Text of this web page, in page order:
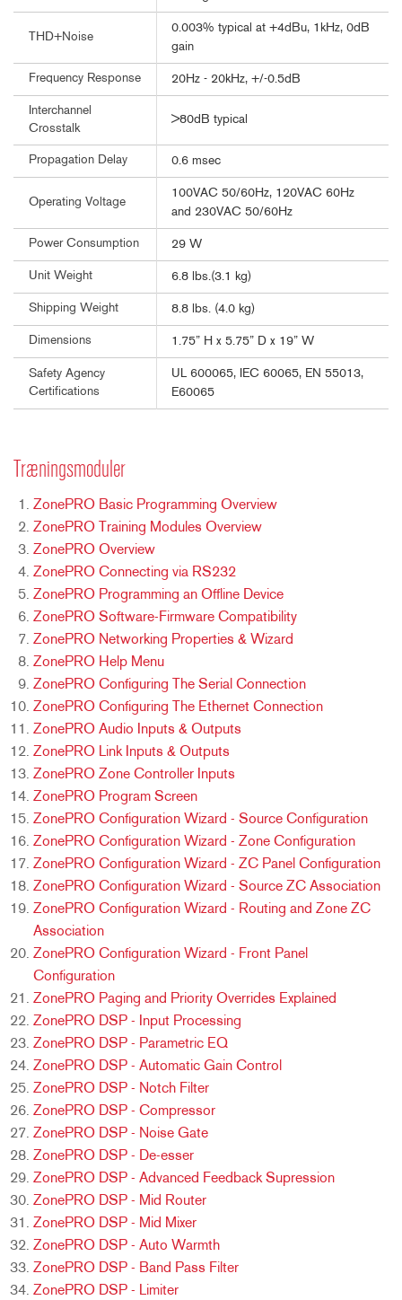
THD+Noise
0.003% typical at +4dBu, 1kHz, 0dB
gain
Frequency Response 20Hz - 20kHz, +/-0.5dB
Interchannel
Crosstalk
>80dB typical
Propagation Delay 0.6 msec
Operating Voltage
100VAC 50/60Hz, 120VAC 60Hz
and 230VAC 50/60Hz
Power Consumption 29 W
Unit Weight 6.8 lbs.(3.1 kg)
Shipping Weight 8.8 lbs. (4.0 kg)
Dimensions 1.75” H x 5.75” D x 19” W
Safety Agency
Certifications
UL 600065, IEC 60065, EN 55013,
E60065
Træningsmoduler
ZonePRO Basic Programming Overview
ZonePRO Training Modules Overview
ZonePRO Overview
ZonePRO Connecting via RS232
ZonePRO Programming an Offline Device
ZonePRO Software-Firmware Compatibility
ZonePRO Networking Properties & Wizard
ZonePRO Help Menu
ZonePRO Configuring The Serial Connection
ZonePRO Configuring The Ethernet Connection
ZonePRO Audio Inputs & Outputs
ZonePRO Link Inputs & Outputs
ZonePRO Zone Controller Inputs
ZonePRO Program Screen
ZonePRO Configuration Wizard - Source Configuration
ZonePRO Configuration Wizard - Zone Configuration
ZonePRO Configuration Wizard - ZC Panel Configuration
ZonePRO Configuration Wizard - Source ZC Association
ZonePRO Configuration Wizard - Routing and Zone ZC
Association
ZonePRO Configuration Wizard - Front Panel
Configuration
ZonePRO Paging and Priority Overrides Explained
ZonePRO DSP - Input Processing
ZonePRO DSP - Parametric EQ
ZonePRO DSP - Automatic Gain Control
ZonePRO DSP - Notch Filter
ZonePRO DSP - Compressor
ZonePRO DSP - Noise Gate
ZonePRO DSP - De-esser
ZonePRO DSP - Advanced Feedback Supression
ZonePRO DSP - Mid Router
ZonePRO DSP - Mid Mixer
ZonePRO DSP - Auto Warmth
ZonePRO DSP - Band Pass Filter
ZonePRO DSP - Limiter